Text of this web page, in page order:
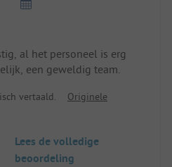
al het personeel is erg
een geweldig team.
vertaald.
Originele
Lees de volledige
beoordeling